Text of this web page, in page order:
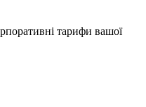
тарифи вашої